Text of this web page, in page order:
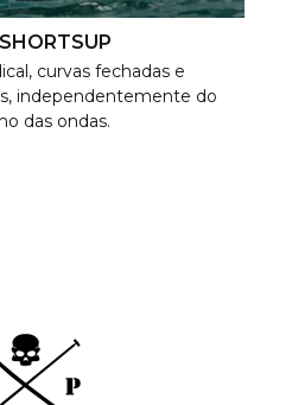
curvas fechadas e
independentemente do
das ondas.